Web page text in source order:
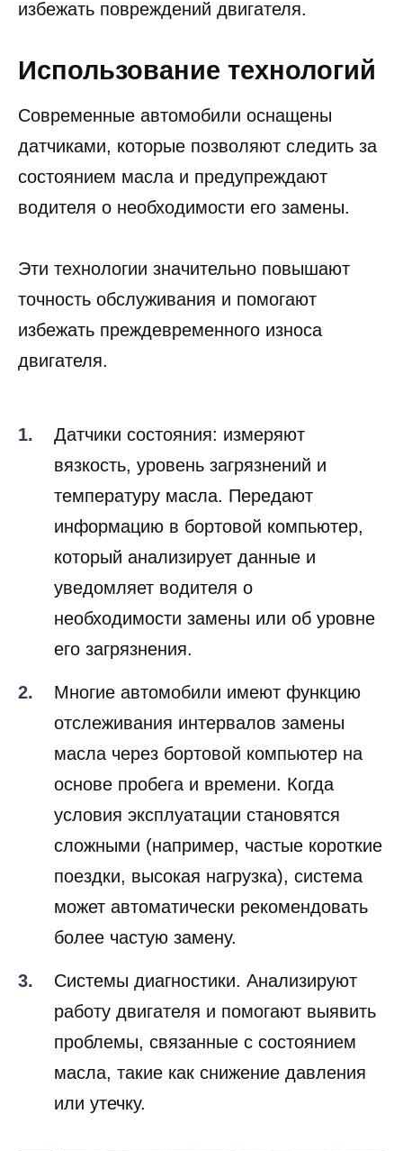
избежать повреждений двигателя.
Использование технологий
Современные автомобили оснащены
датчиками, которые позволяют следить за
состоянием масла и предупреждают
водителя о необходимости его замены.
Эти технологии значительно повышают
точность обслуживания и помогают
избежать преждевременного износа
двигателя.
Датчики состояния: измеряют
вязкость, уровень загрязнений и
температуру масла. Передают
информацию в бортовой компьютер,
который анализирует данные и
уведомляет водителя о
необходимости замены или об уровне
его загрязнения.
Многие автомобили имеют функцию
отслеживания интервалов замены
масла через бортовой компьютер на
основе пробега и времени. Когда
условия эксплуатации становятся
сложными (например, частые короткие
поездки, высокая нагрузка), система
может автоматически рекомендовать
более частую замену.
Системы диагностики. Анализируют
работу двигателя и помогают выявить
проблемы, связанные с состоянием
масла, такие как снижение давления
или утечку.